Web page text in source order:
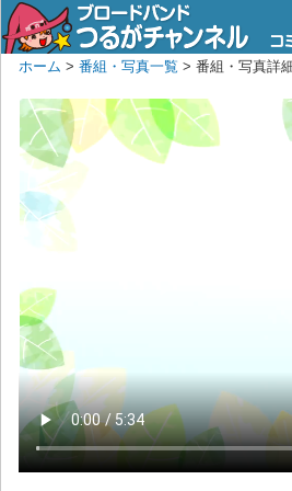
ホーム > 番組・写真一覧 > 番組・写真詳